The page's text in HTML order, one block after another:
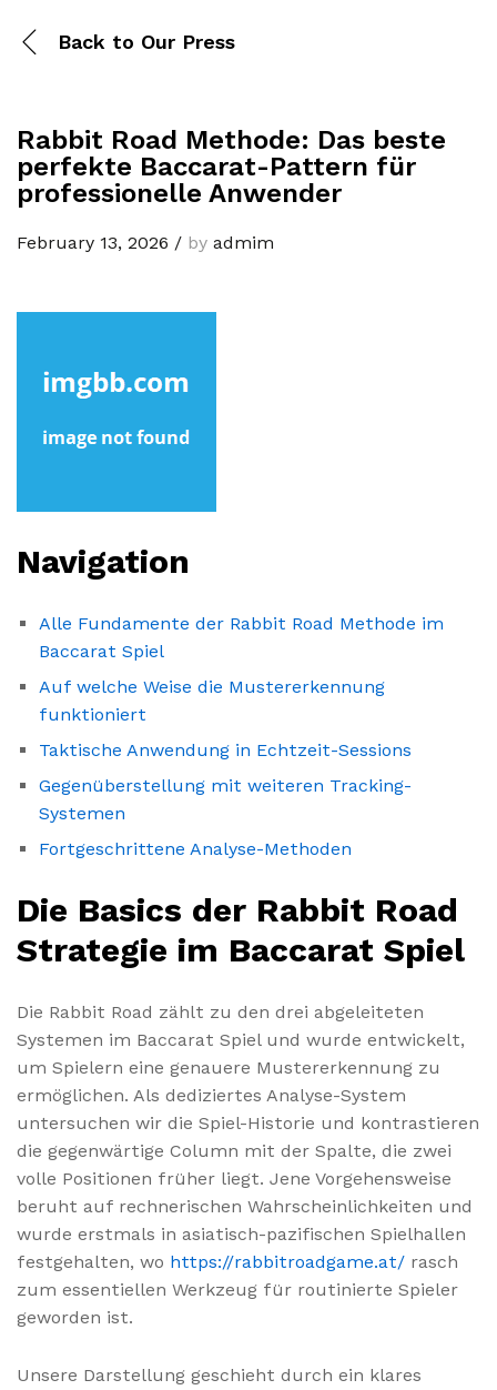
Back to Our Press
Rabbit Road Methode: Das beste
perfekte Baccarat-Pattern für
professionelle Anwender
February 13, 2026 / by admim
Navigation
Alle Fundamente der Rabbit Road Methode im
Baccarat Spiel
Auf welche Weise die Mustererkennung
funktioniert
Taktische Anwendung in Echtzeit-Sessions
Gegenüberstellung mit weiteren Tracking-
Systemen
Fortgeschrittene Analyse-Methoden
Die Basics der Rabbit Road
Strategie im Baccarat Spiel
Die Rabbit Road zählt zu den drei abgeleiteten
Systemen im Baccarat Spiel und wurde entwickelt,
um Spielern eine genauere Mustererkennung zu
ermöglichen. Als dediziertes Analyse-System
untersuchen wir die Spiel-Historie und kontrastieren
die gegenwärtige Column mit der Spalte, die zwei
volle Positionen früher liegt. Jene Vorgehensweise
beruht auf rechnerischen Wahrscheinlichkeiten und
wurde erstmals in asiatisch-pazifischen Spielhallen
festgehalten, wo https://rabbitroadgame.at/ rasch
zum essentiellen Werkzeug für routinierte Spieler
geworden ist.
Unsere Darstellung geschieht durch ein klares